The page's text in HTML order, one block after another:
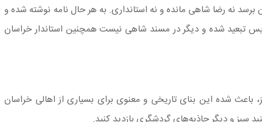
برسد نه رضا شاهی مانده و نه استانداری. به هر حال نامه نوشته شده و
تبعید شده و دیگر در مسند شاهی نیست همچنین استاندار خراسان
باعث شده این بنای تاریخی و معنوی برای بسیاری از اهالی خراسان